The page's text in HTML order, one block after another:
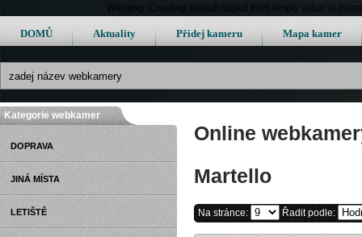
Warning: Creating default object from empty value in /
DOMŮ Aktuality Přidej kameru Mapa kamer
Online
Martello
Na stránce: Řadit podle:
Kategorie webkamer
DOPRAVA
JINÁ MÍSTA
LETIŠTĚ